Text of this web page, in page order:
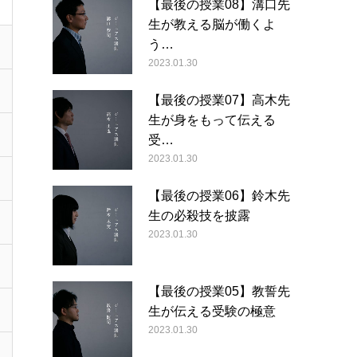
【最後の授業08】溝口先
生が教える脳が働くよ
う…
2023.01.30
【最後の授業07】高木先
生が身をもって伝える
受…
2023.01.30
【最後の授業06】鈴木先
生の必殺技を披露
2023.01.30
【最後の授業05】教誓先
生が伝える受験の極意
2023.01.30